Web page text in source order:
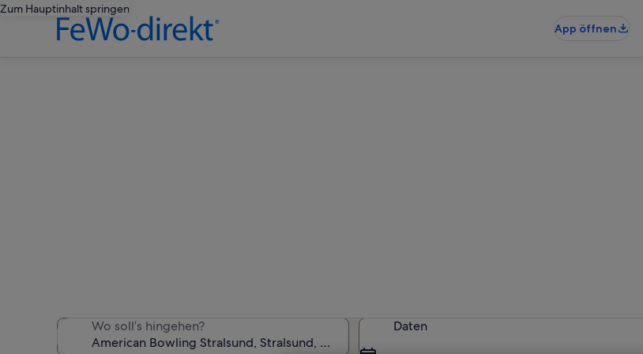
Zum Hauptinhalt springen
App öffnen
Wo soll’s hingehen? Daten